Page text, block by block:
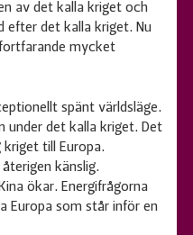
av det kalla kriget och
efter det kalla kriget. Nu
mycket
spänt världsläge.
under det kalla kriget. Det
till Europa.
känslig.
ökar. Energifrågorna
Europa som står inför en